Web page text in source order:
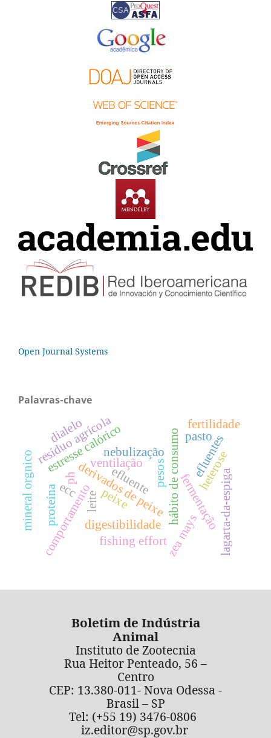
Open Journal Systems
Palavras-chave
peixe
derivados de peixehábito de consumo
comportamento
estresse calóriconebulização
ventilação
digestibilidade
efluente fermentação
ph
proteína
resíduo agrícola
lagarta-da-espiga
zea mays
efluentes
pesos
mineral orgnico
pasto
leite
ecc
fertilidade
fishing effort
dialelo
heterose
Boletim de Indústria
Animal
Instituto de Zootecnia
Rua Heitor Penteado, 56 –
Centro
CEP: 13.380-011- Nova Odessa -
Brasil – SP
Tel: (+55 19) 3476-0806
iz.editor@sp.gov.br